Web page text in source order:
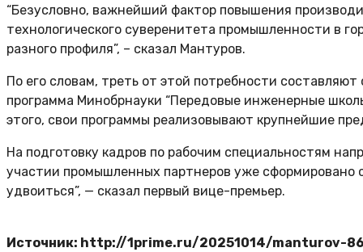
“Безусловно, важнейший фактор повышения
технологического суверенитета промышленности в
разного профиля”, – сказал Мантуров.
По его словам, треть от этой потребности
программа Минобрнауки “Передовые инженерные
этого, свои программы реализовывают крупнейшие
На подготовку кадров по рабочим специальностям
участии промышленных партнеров уже сформировано
удвоиться”, — сказал первый вице-премьер.
Источник: http://1prime.ru/20251014/manturov-